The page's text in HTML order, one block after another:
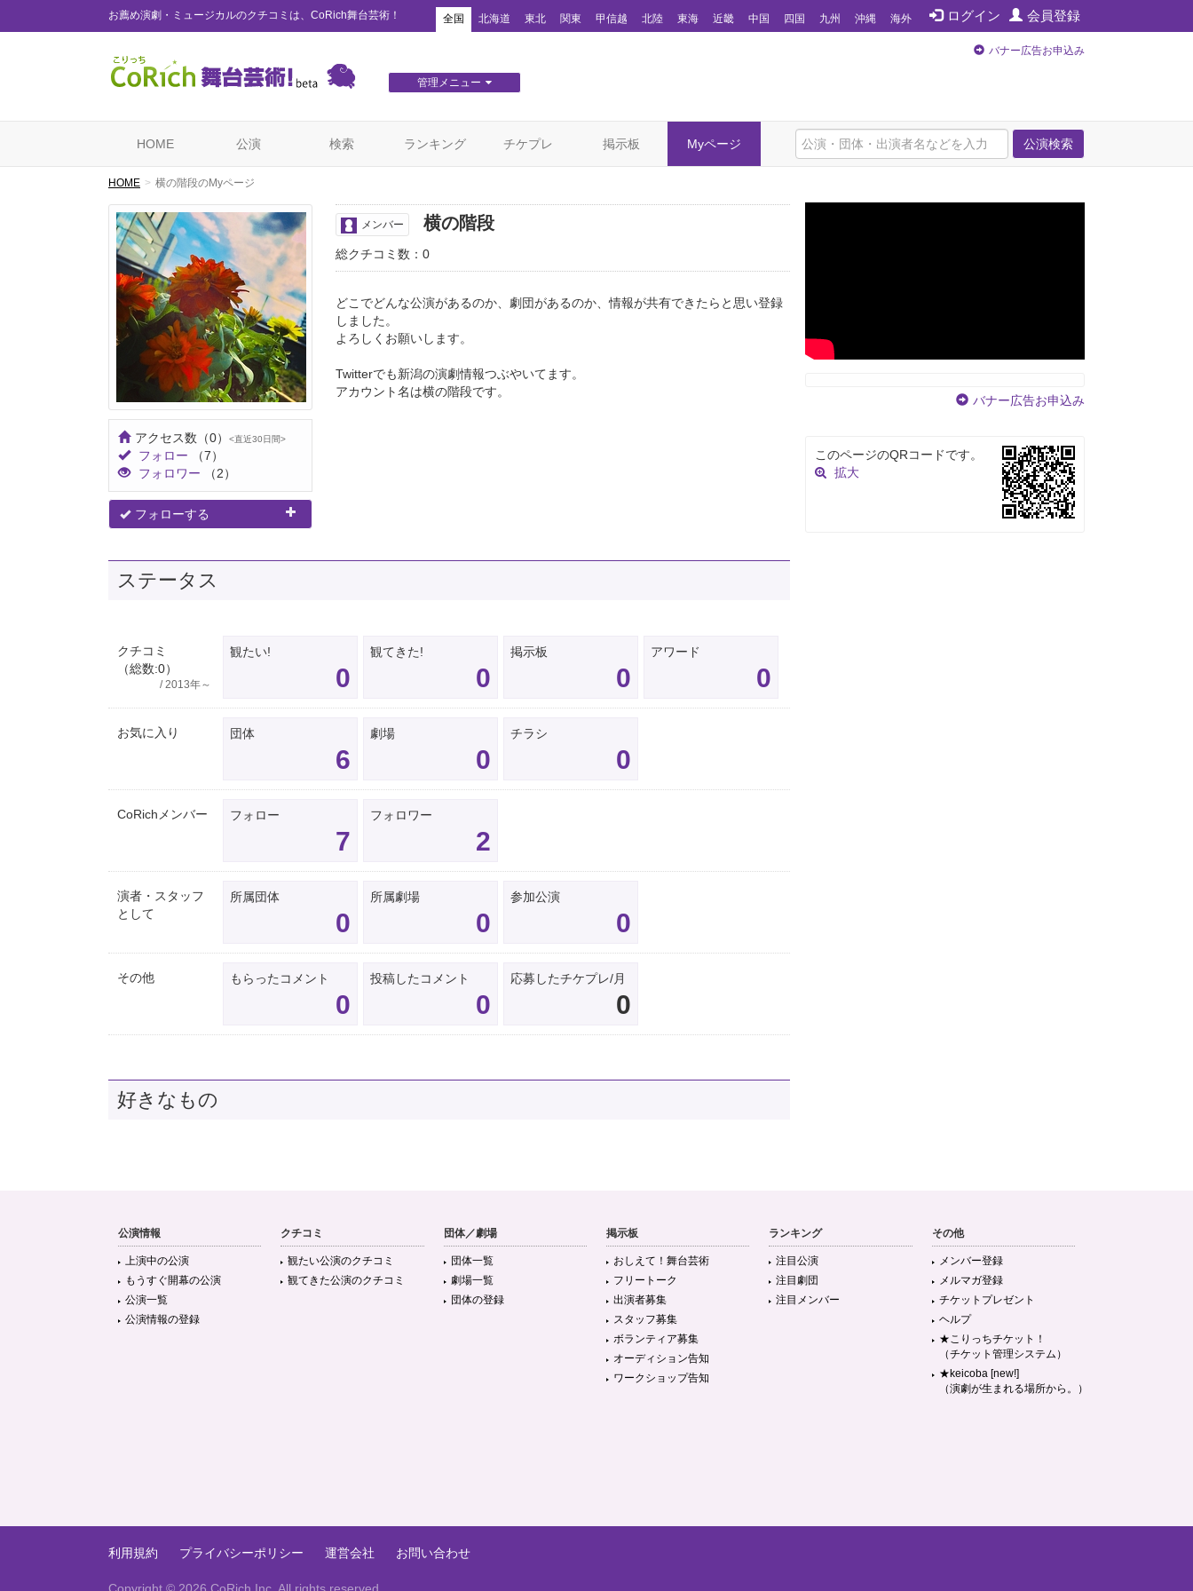
お薦め演劇・ミュージカルのクチコミは、CoRich舞台芸術！ ログイン 会員登録
全国 北海道 東北 関東 甲信越 北陸 東海 近畿 中国 四国 九州 沖縄 海外
管理メニュー
バナー広告お申込み
公演検索
HOME 公演 検索 ランキング チケプレ 掲示板 Myページ
HOME 横の階段のMyページ
アクセス数 （0） <直近30日間>
フォロー
（7）
フォロワー
（2）
フォローする
メンバー 横の階段
総クチコミ数：0
どこでどんな公演があるのか、劇団があるのか、情報が共有できたらと思い登録
しました。
よろしくお願いします。
Twitterでも新潟の演劇情報つぶやいてます。
アカウント名は横の階段です。
ステータス
クチコミ
（総数:0）
/ 2013年～
観たい!
0
観てきた!
0
掲示板
0
アワード
0
お気に入り 団体
6
劇場
0
チラシ
0
CoRichメンバー フォロー
7
フォロワー
2
演者・スタッフ
として
所属団体
0
所属劇場
0
参加公演
0
その他 もらったコメント
0
投稿したコメント
0
応募したチケプレ/月
0
好きなもの
バナー広告お申込み
このページのQRコードです。
拡大
公演情報
上演中の公演
もうすぐ開幕の公演
公演一覧
公演情報の登録
クチコミ
観たい公演のクチコミ
観てきた公演のクチコミ
団体／劇場
団体一覧
劇場一覧
団体の登録
掲示板
おしえて！舞台芸術
フリートーク
出演者募集
スタッフ募集
ボランティア募集
オーディション告知
ワークショップ告知
ランキング
注目公演
注目劇団
注目メンバー
その他
メンバー登録
メルマガ登録
チケットプレゼント
ヘルプ
★こりっちチケット！
（チケット管理システム）
★keicoba [new!]
（演劇が生まれる場所から。）
利用規約 プライバシーポリシー 運営会社 お問い合わせ